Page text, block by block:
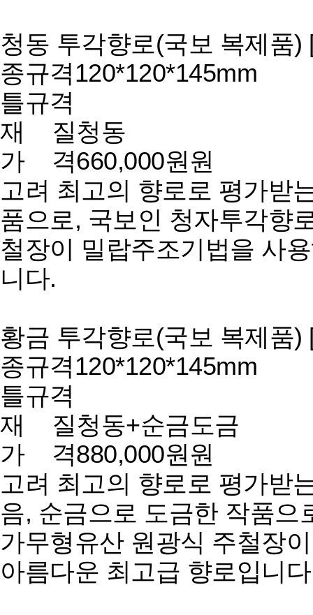
청동 투각향로(국보 복제품)
종규격120*120*145mm
틀규격
재 질청동
가 격660,000원원
고려 최고의 향로로 평가받
품으로, 국보인 청자투각향
철장이 밀랍주조기법을 사
니다.
황금 투각향로(국보 복제품)
종규격120*120*145mm
틀규격
재 질청동+순금도금
가 격880,000원원
고려 최고의 향로로 평가받
음, 순금으로 도금한 작품으
가무형유산 원광식 주철장
아름다운 최고급 향로입니